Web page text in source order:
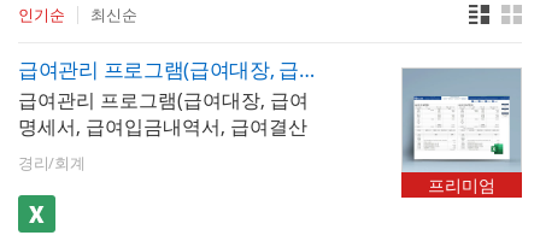
인기순 최신순
급여관리 프로그램(급여대장, 급여명세서, 급여입금내역서, 급여결산보고서, 재직증명서, 근로계약서)
급여관리 프로그램(급여대장, 급여
명세서, 급여입금내역서, 급여결산
보고서, 재직증명서, 근로계약서)입
니다. 급여내역을 입력하고 내역별
로 저장할 수 있습니다. 또한 최대
500명까지 입력가능하며, 소득세, 4
경리/회계
프리미엄